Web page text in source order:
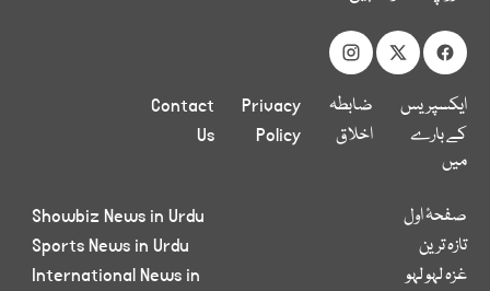
ایکسپریس
کے بارے
میں
ضابطہ
اخلاق
Privacy
Policy
Contact
Us
صفحۂ اول
تازہ ترین
غزہ لہو لہو
Showbiz News in Urdu
Sports News in Urdu
International News in